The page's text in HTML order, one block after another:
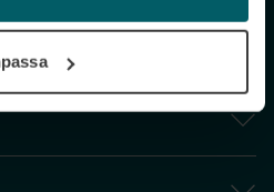
samtycke när som helst.